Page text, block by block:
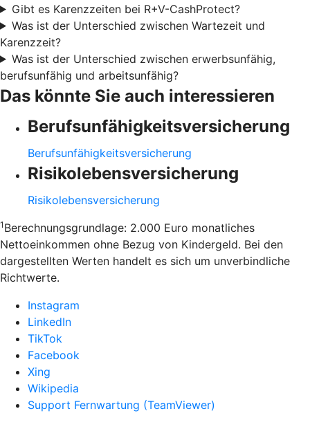
Gibt es Karenzzeiten bei R+V-CashProtect?
Was ist der Unterschied zwischen Wartezeit und
Karenzzeit?
Was ist der Unterschied zwischen erwerbsunfähig,
berufsunfähig und arbeitsunfähig?
Das könnte Sie auch interessieren
Berufsunfähigkeitsversicherung
Berufsunfähigkeitsversicherung
Risikolebensversicherung
Risikolebensversicherung
1 Berechnungsgrundlage: 2.000 Euro monatliches
Nettoeinkommen ohne Bezug von Kindergeld. Bei den
dargestellten Werten handelt es sich um unverbindliche
Richtwerte.
Instagram
LinkedIn
TikTok
Facebook
Xing
Wikipedia
Support Fernwartung (TeamViewer)